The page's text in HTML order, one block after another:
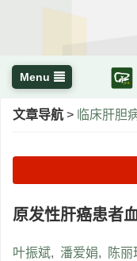
Menu
文章导航 > 临床肝胆
原发性肝癌患者
叶振斌, 潘爱娟, 陈丽